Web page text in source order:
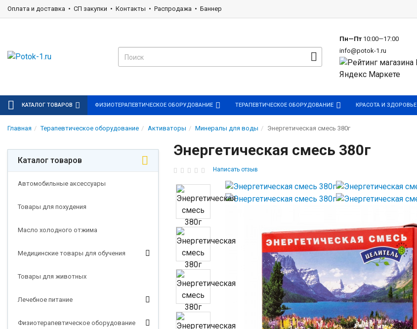
Оплата и доставка СП закупки Контакты Распродажа Баннер
Пн—Пт10:00—17:00
info@potok-1.ru
КАТАЛОГ ТОВАРОВ ФИЗИОТЕРАПЕВТИЧЕСКОЕ ОБОРУДОВАНИЕ ТЕРАПЕВТИЧЕСКОЕ ОБОРУДОВАНИЕ КРАСОТА И ЗДОРОВЬЕ
Главная Терапевтическое оборудование Активаторы Минералы для воды Энергетическая смесь 380г
Каталог товаров
Автомобильные аксессуары
Товары для похудения
Масло холодного отжима
Медицинские товары для обучения
Товары для животных
Лечебное питание
Физиотерапевтическое оборудование
Энергетическая смесь 380г
Написать отзыв